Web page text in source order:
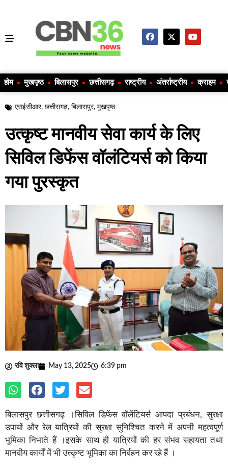
होम मुखपृष्ठ बिलासपुर छत्तीसगढ़ राष्ट्रीय अंतर्राष्ट्रीय क्राइम
एसईसीआर, छत्तीसगढ़, बिलासपुर, मुखपृष्ठ
उत्कृष्ट मानवीय सेवा कार्य के लिए
सिविल डिफेंस वॉलंटियर्स को किया
गया पुरस्कृत
रवि शुक्ला May 13, 2025 6:39 pm
बिलासपुर छत्तीसगढ़ ।सिविल डिफेंस वॉलेंटियर्स आपदा प्रबंधन, सुरक्षा
उपायों और रेल यात्रियों की सुरक्षा सुनिश्चित करने में अपनी महत्वपूर्ण
भूमिका निभाते हैं ।इसके साथ ही यात्रियों की हर संभव सहायता तथा
मानवीय कार्यों में भी उत्कृष्ट भूमिका का निर्वहन कर रहे हैं ।